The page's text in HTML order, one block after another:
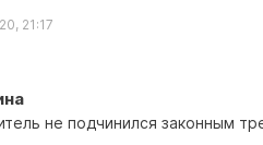
21:17
не подчинился законным